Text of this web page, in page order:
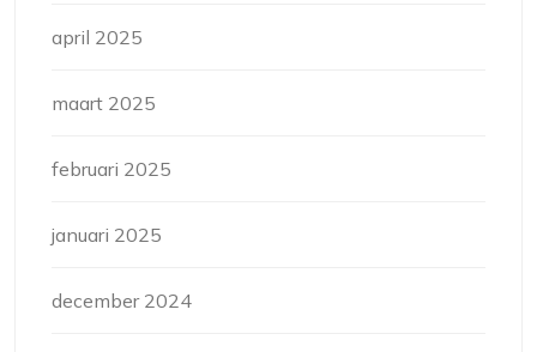
april 2025
maart 2025
februari 2025
januari 2025
december 2024